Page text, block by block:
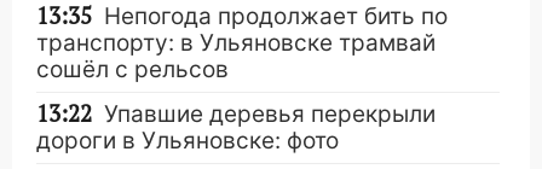
13:35 Непогода продолжает бить по
транспорту: в Ульяновске трамвай
сошёл с рельсов
13:22 Упавшие деревья перекрыли
дороги в Ульяновске: фото